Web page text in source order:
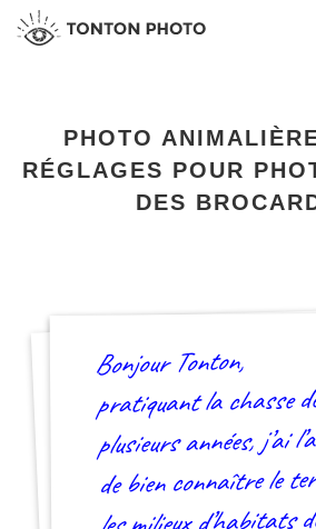
PHOTO
RÉGLAGES POUR
DES
Bonjour Tonton,
pratiquant la chasse
plusieurs années, j’ai
de bien connaître le
les milieux d’habitats